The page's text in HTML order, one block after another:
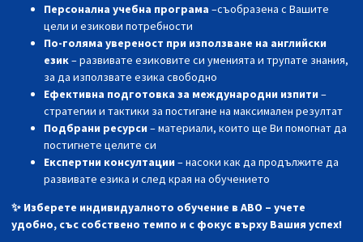
Персонална учебна програма –съобразена с Вашите
цели и езикови потребности
По-голяма увереност при използване на английски
език – развивате езиковите си уменията и трупате знания,
за да използвате езика свободно
Ефективна подготовка за международни изпити –
стратегии и тактики за постигане на максимален резултат
Подбрани ресурси – материали, които ще Ви помогнат да
постигнете целите си
Експертни консултации – насоки как да продължите да
развивате езика и след края на обучението
✨ Изберете индивидуалното обучение в АВО – учете
удобно, със собствено темпо и с фокус върху Вашия успех!